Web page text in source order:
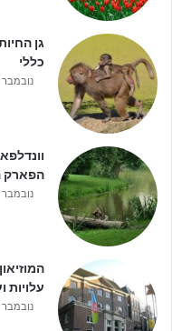
גן
כללי
נובמבר 29, 2020
הפארק
נובמבר 29, 2020
עלויות
נובמבר 29, 2020